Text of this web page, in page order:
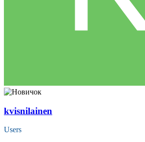
kvisnilainen
Users